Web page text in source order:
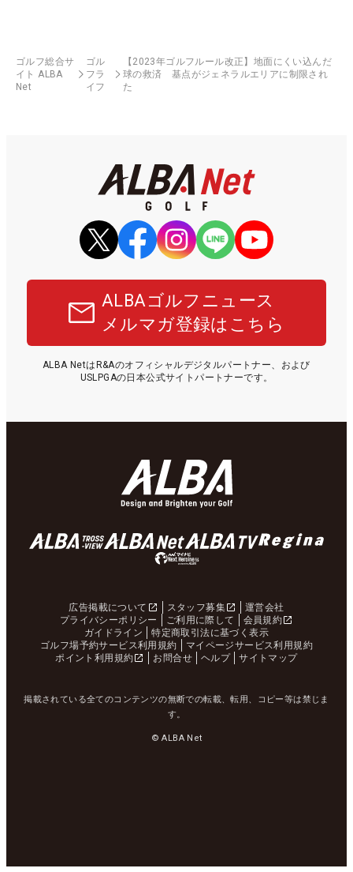
ゴルフ総合サ
イト ALBA
Net
ゴル
フラ
イフ
【2023年ゴルフルール改正】地面にくい込んだ
球の救済 基点がジェネラルエリアに制限され
た
ALBAゴルフニュース
メルマガ登録はこちら
ALBA NetはR&Aのオフィシャルデジタルパートナー、および
USLPGAの日本公式サイトパートナーです。
広告掲載について スタッフ募集
運営会社
プライバシーポリシー
ご利用に際して
会員規約
ガイドライン
特定商取引法に基づく表示
ゴルフ場予約サービス利用規約
マイページサービス利用規約
ポイント利用規約
お問合せ ヘルプ サイトマップ
掲載されている全てのコンテンツの無断での転載、転用、コピー等は禁じま
す。
© ALBA Net